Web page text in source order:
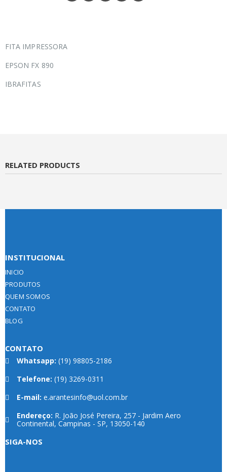
FITA IMPRESSORA
EPSON FX 890
IBRAFITAS
RELATED PRODUCTS
INSTITUCIONAL
INICIO
PRODUTOS
QUEM SOMOS
CONTATO
BLOG
CONTATO
Whatsapp: (19) 98805-2186
Telefone: (19) 3269-0311
E-mail: e.arantesinfo@uol.com.br
Endereço: R. João José Pereira, 257 - Jardim Aero
Continental, Campinas - SP, 13050-140
SIGA-NOS